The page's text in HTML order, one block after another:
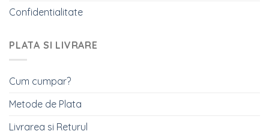
Confidentialitate
PLATA SI LIVRARE
Cum cumpar?
Metode de Plata
Livrarea si Returul